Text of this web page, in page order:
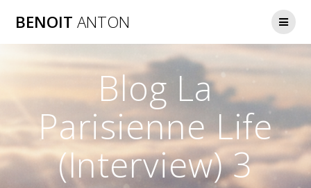
BENOIT ANTON
Blog La
Parisienne Life
(Interview) 3